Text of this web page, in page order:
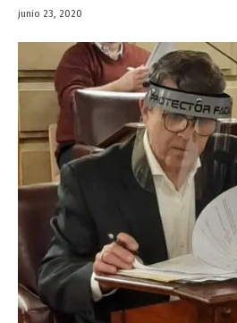
junio 23, 2020